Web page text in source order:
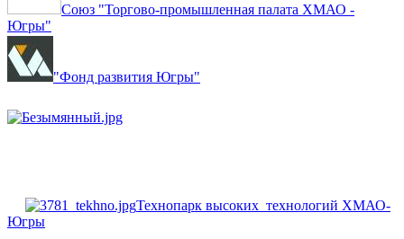
Союз "Торгово-промышленная палата ХМАО -
Югры"
"Фонд развития Югры"
Технопарк высоких технологий ХМАО-
Югры